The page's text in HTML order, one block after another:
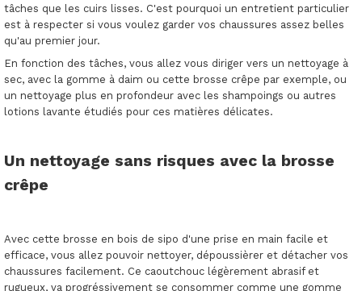
tâches que les cuirs lisses. C'est pourquoi un entretient particulier
est à respecter si vous voulez garder vos chaussures assez belles
qu'au premier jour.
En fonction des tâches, vous allez vous diriger vers un nettoyage à
sec, avec la gomme à daim ou cette brosse crêpe par exemple, ou
un nettoyage plus en profondeur avec les shampoings ou autres
lotions lavante étudiés pour ces matières délicates.
Un nettoyage sans risques avec la brosse
crêpe
Avec cette brosse en bois de sipo d'une prise en main facile et
efficace, vous allez pouvoir nettoyer, dépoussièrer et détacher vos
chaussures facilement. Ce caoutchouc légèrement abrasif et
rugueux, va progréssivement se consommer comme une gomme